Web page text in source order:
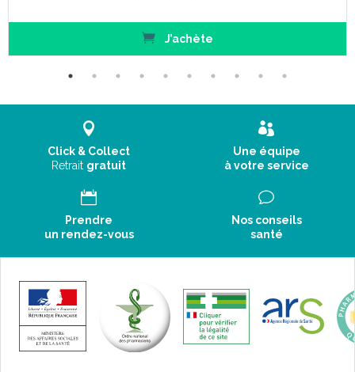
J’achète
Click & Collect
Retrait gratuit
Une équipe
à votre service
Prendre
un rendez-vous
Nos conseils
santé